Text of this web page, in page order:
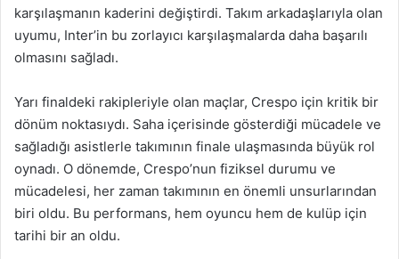
karşılaşmanın kaderini değiştirdi. Takım arkadaşlarıyla olan
uyumu, Inter’in bu zorlayıcı karşılaşmalarda daha başarılı
olmasını sağladı.
Yarı finaldeki rakipleriyle olan maçlar, Crespo için kritik bir
dönüm noktasıydı. Saha içerisinde gösterdiği mücadele ve
sağladığı asistlerle takımının finale ulaşmasında büyük rol
oynadı. O dönemde, Crespo’nun fiziksel durumu ve
mücadelesi, her zaman takımının en önemli unsurlarından
biri oldu. Bu performans, hem oyuncu hem de kulüp için
tarihi bir an oldu.